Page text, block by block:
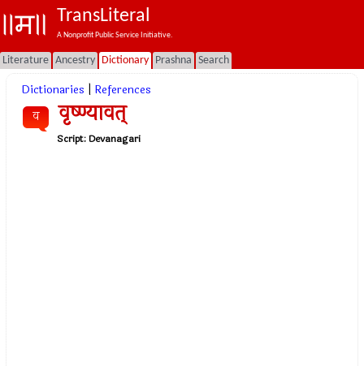
TransLiteral
A Nonprofit Public Service Initiative.
Literature Ancestry Dictionary Prashna Search
Dictionaries References
व वृष्ण्यावत्
Script:Devanagari